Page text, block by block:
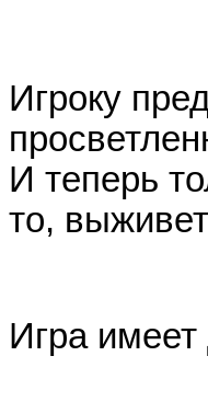
Игроку
И теперь
то,
Игра